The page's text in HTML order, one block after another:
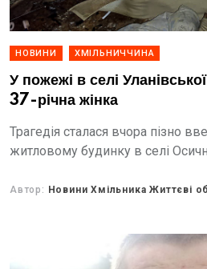
НОВИНИ ХМІЛЬНИЧЧИНА
У пожежі в селі
37-річна жінка
Трагедія сталася вчора пізно
житловому будинку в селі
Автор: Новини Хмільника Життєві